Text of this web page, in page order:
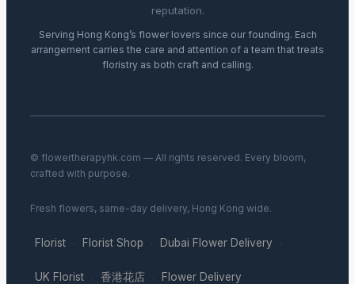
reputation.
Serving Hong Kong’s flower lovers since our founding. Each
arrangement carries the care and attention of a team that treats
floristry as both craft and calling.
© flowertherapyhk.com — All rights reserved. Every bloom,
crafted with purpose.
Fresh flowers, same-day delivery, Hong Kong wide.
Florist · Florist Shop · Dubai Flower Delivery ·
UK Florist · 香港花店 · Flower Delivery ·